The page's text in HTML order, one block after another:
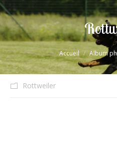
Vous êtes ici :Accueil Album
Rottweiler